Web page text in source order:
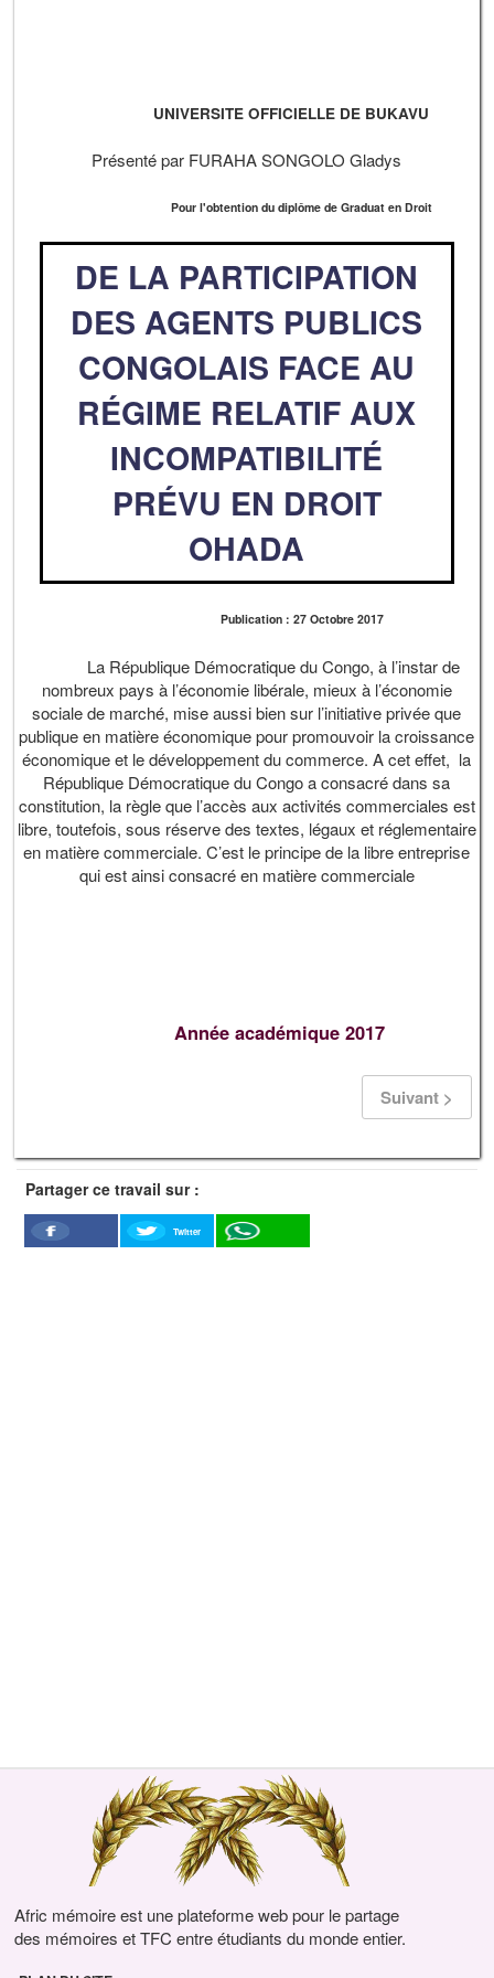
UNIVERSITE OFFICIELLE DE BUKAVU
Présenté par FURAHA SONGOLO Gladys
Pour l'obtention du diplôme de Graduat en Droit
DE LA PARTICIPATION
DES AGENTS PUBLICS
CONGOLAIS FACE AU
RÉGIME RELATIF AUX
INCOMPATIBILITÉ
PRÉVU EN DROIT
OHADA
Publication : 27 Octobre 2017
La République Démocratique du Congo, à l’instar de
nombreux pays à l’économie libérale, mieux à l’économie
sociale de marché, mise aussi bien sur l’initiative privée que
publique en matière économique pour promouvoir la croissance
économique et le développement du commerce. A cet effet, la
République Démocratique du Congo a consacré dans sa
constitution, la règle que l’accès aux activités commerciales est
libre, toutefois, sous réserve des textes, légaux et réglementaire
en matière commerciale. C’est le principe de la libre entreprise
qui est ainsi consacré en matière commerciale
Année académique 2017
Suivant >
Partager ce travail sur :
Facebook
Twitter
Afric mémoire est une plateforme web pour le partage
des mémoires et TFC entre étudiants du monde entier.